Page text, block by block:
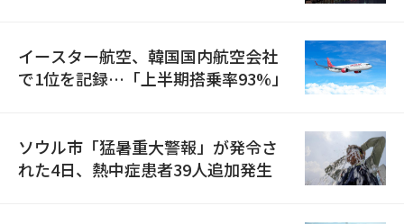
イースター航空、韓国国内航空会社
で1位を記録…「上半期搭乗率93%」
ソウル市「猛暑重大警報」が発令さ
れた4日、熱中症患者39人追加発生